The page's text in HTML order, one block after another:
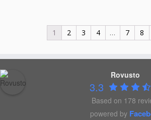
1 2 3 4 … 7 8
Rovusto
3.3
Based on 178
powered by